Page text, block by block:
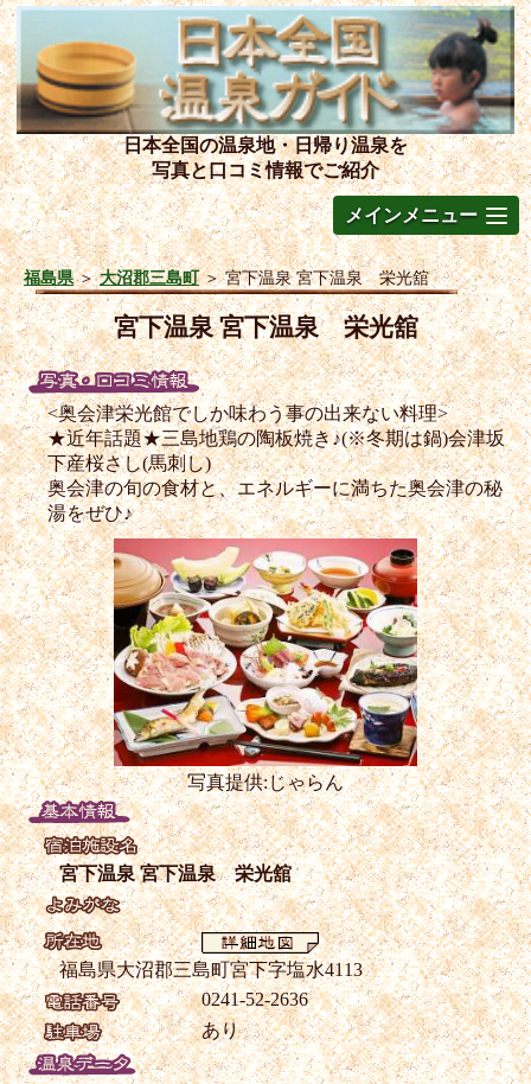
日本全国の温泉地・日帰り温泉を
写真と口コミ情報でご紹介
メインメニュー
福島県＞大沼郡三島町＞宮下温泉 宮下温泉 栄光舘
宮下温泉 宮下温泉 栄光舘
<奥会津栄光館でしか味わう事の出来ない料理>
★近年話題★三島地鶏の陶板焼き♪(※冬期は鍋)会津坂
下産桜さし(馬刺し)
奥会津の旬の食材と、エネルギーに満ちた奥会津の秘
湯をぜひ♪
写真提供:じゃらん
宮下温泉 宮下温泉 栄光舘
福島県大沼郡三島町宮下字塩水4113
0241-52-2636
あり